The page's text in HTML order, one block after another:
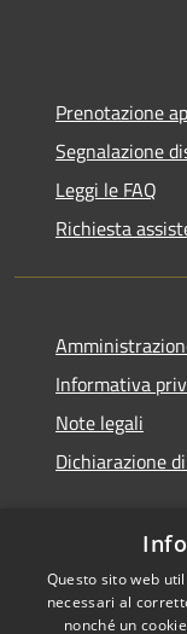
Prenotazione
Segnalazione
Leggi le FAQ
Richiesta
Informativa
Note legali
Dichiarazione
Questo sito web
necessari al
nonché un